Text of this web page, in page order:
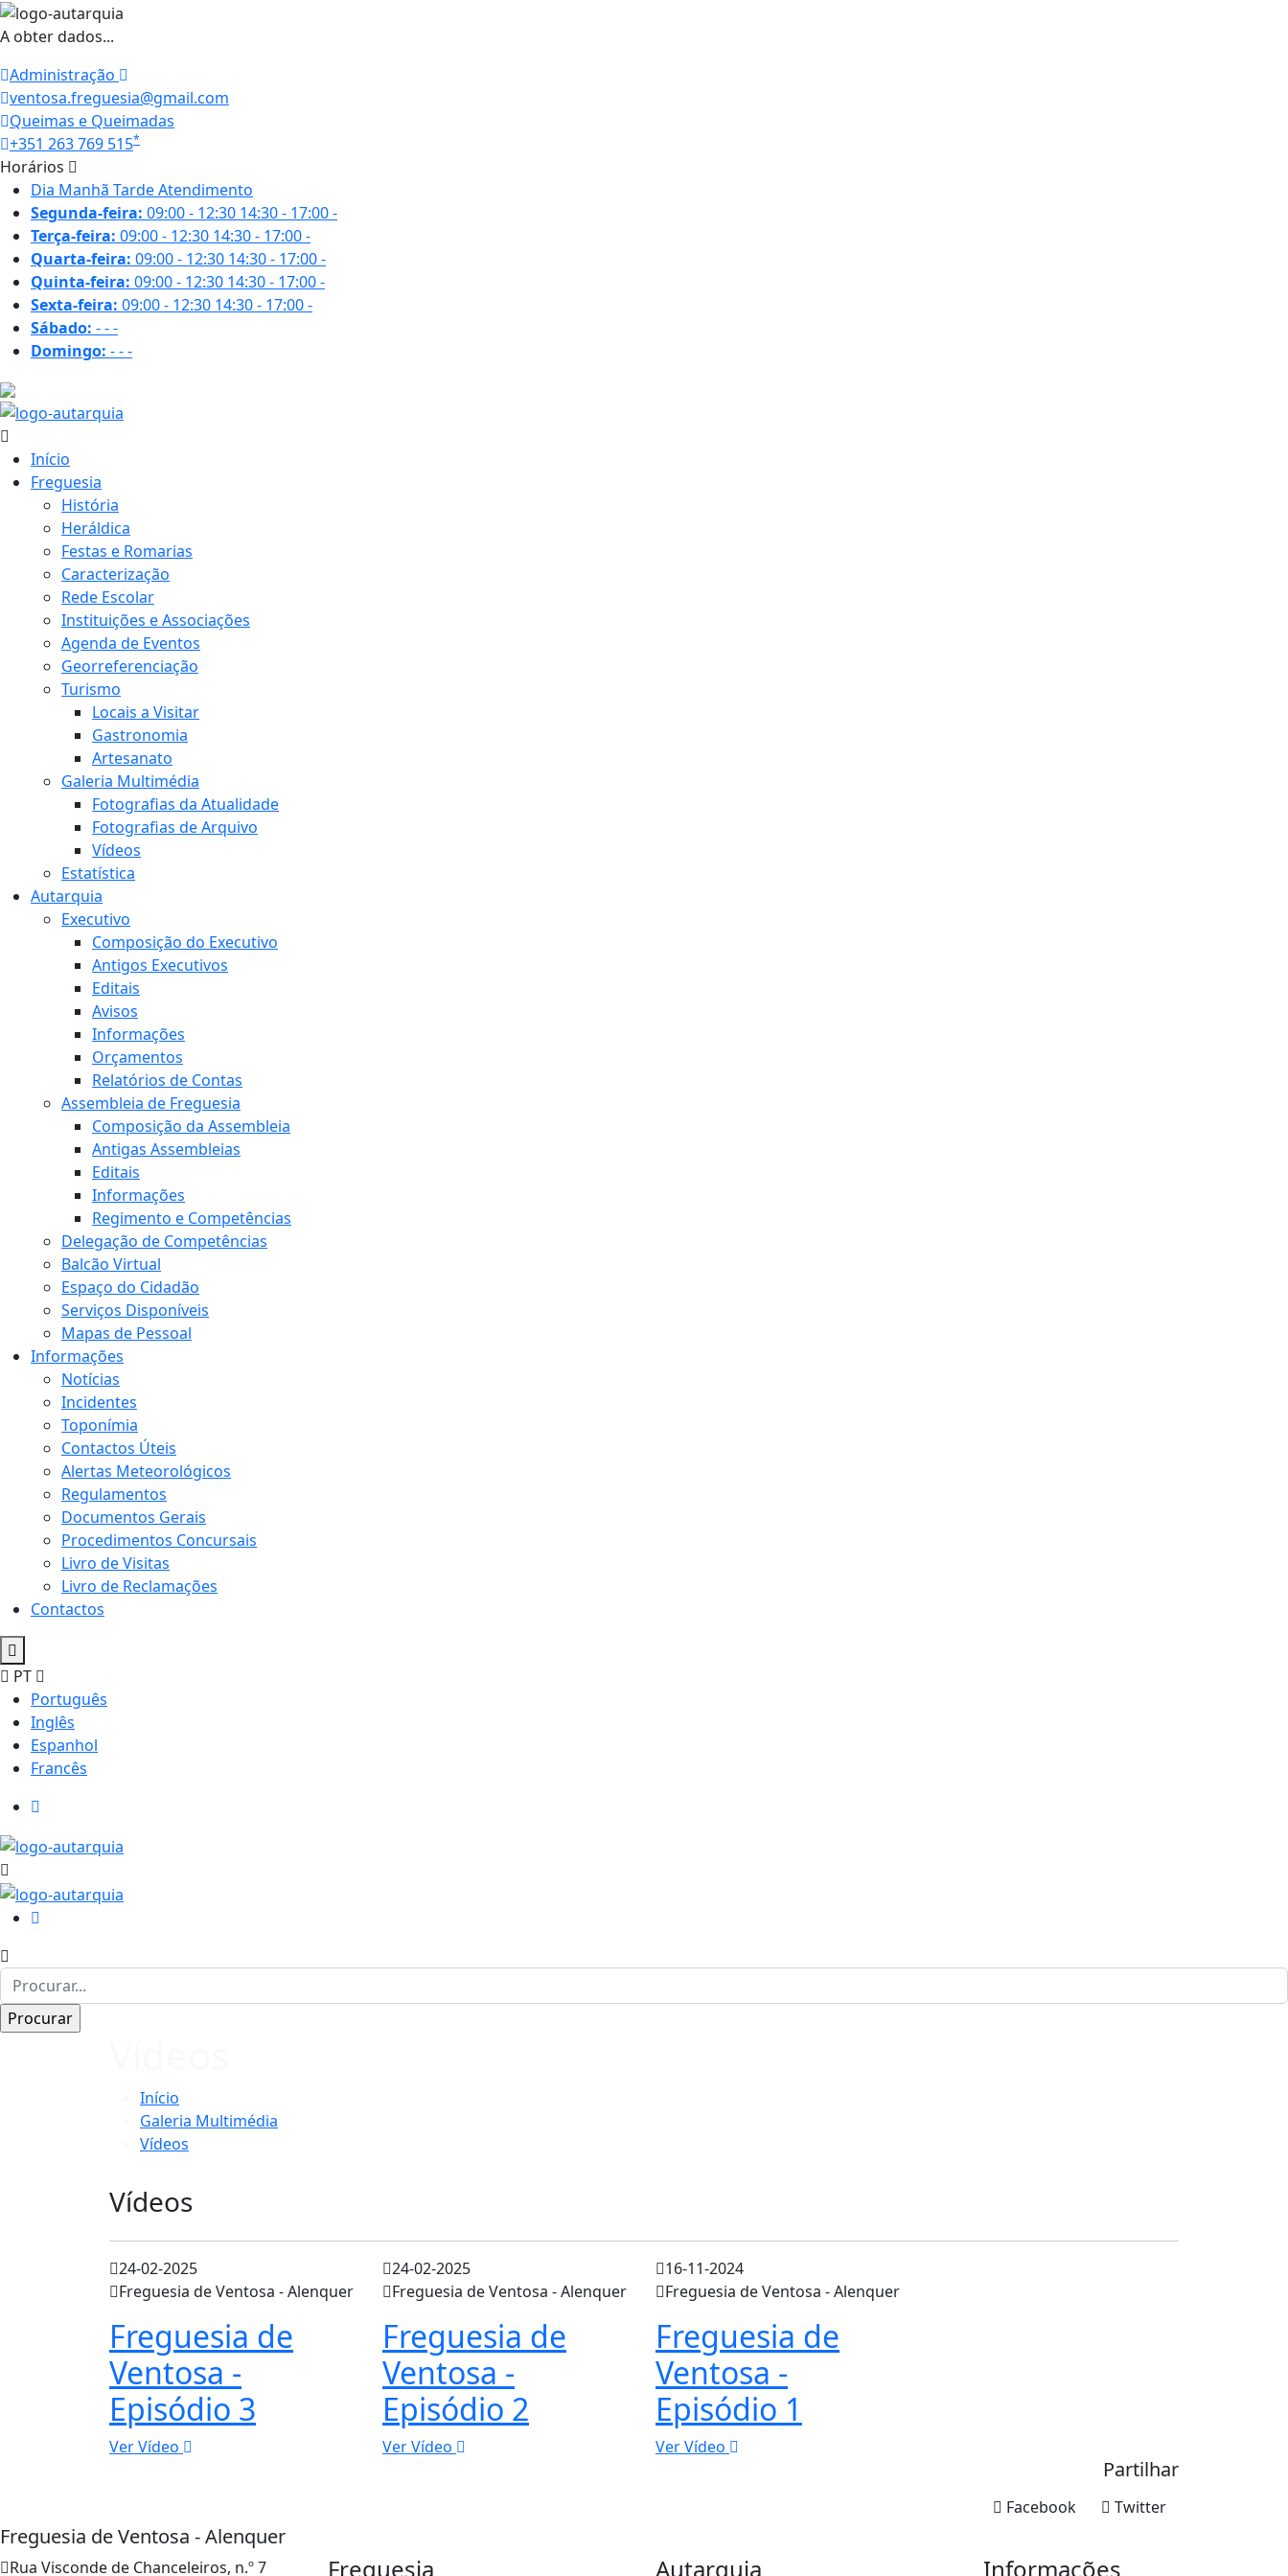
A obter dados...
Administração
ventosa.freguesia@gmail.com
Queimas e Queimadas
+351 263 769 515*
Horários
Dia Manhã TardeAtendimento
Segunda-feira: 09:00 - 12:30 14:30 - 17:00-
Terça-feira: 09:00 - 12:30 14:30 - 17:00-
Quarta-feira: 09:00 - 12:30 14:30 - 17:00-
Quinta-feira: 09:00 - 12:30 14:30 - 17:00-
Sexta-feira: 09:00 - 12:30 14:30 - 17:00-
Sábado: ---
Domingo: ---
Início
Freguesia
História
Heráldica
Festas e Romarias
Caracterização
Rede Escolar
Instituições e Associações
Agenda de Eventos
Georreferenciação
Turismo
Locais a Visitar
Gastronomia
Artesanato
Galeria Multimédia
Fotografias da Atualidade
Fotografias de Arquivo
Vídeos
Estatística
Autarquia
Executivo
Composição do Executivo
Antigos Executivos
Editais
Avisos
Informações
Orçamentos
Relatórios de Contas
Assembleia de Freguesia
Composição da Assembleia
Antigas Assembleias
Editais
Informações
Regimento e Competências
Delegação de Competências
Balcão Virtual
Espaço do Cidadão
Serviços Disponíveis
Mapas de Pessoal
Informações
Notícias
Incidentes
Toponímia
Contactos Úteis
Alertas Meteorológicos
Regulamentos
Documentos Gerais
Procedimentos Concursais
Livro de Visitas
Livro de Reclamações
Contactos
PT
Português
Inglês
Espanhol
Francês
Início
Galeria Multimédia
Vídeos
Vídeos
24-02-2025
Freguesia de Ventosa - Alenquer
Freguesia de
Ventosa -
Episódio 3
Ver Vídeo
24-02-2025
Freguesia de Ventosa - Alenquer
Freguesia de
Ventosa -
Episódio 2
Ver Vídeo
16-11-2024
Freguesia de Ventosa - Alenquer
Freguesia de
Ventosa -
Episódio 1
Ver Vídeo
Partilhar
Twitter
Facebook
Freguesia de Ventosa - Alenquer
Rua Visconde de Chanceleiros, n.º 7 Freguesia Autarquia Informações